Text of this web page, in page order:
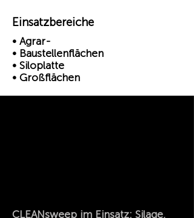
Einsatzbereiche
• Agrar-
• Baustellenflächen
• Siloplatte
• Großflächen
CLEANsweep im Einsatz: Silage,